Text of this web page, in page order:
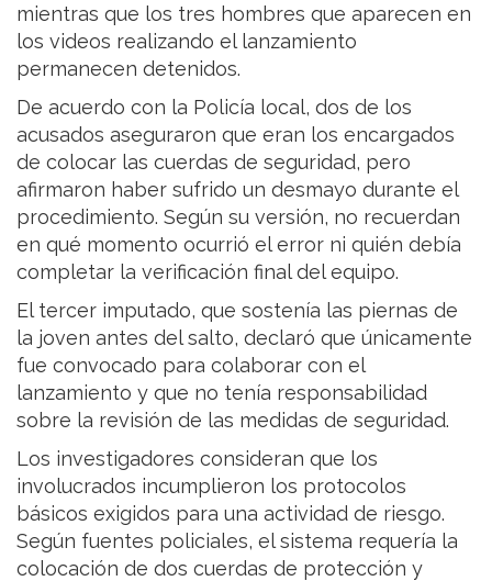
mientras que los tres hombres que aparecen en
los videos realizando el lanzamiento
permanecen detenidos.
De acuerdo con la Policía local, dos de los
acusados aseguraron que eran los encargados
de colocar las cuerdas de seguridad, pero
afirmaron haber sufrido un desmayo durante el
procedimiento. Según su versión, no recuerdan
en qué momento ocurrió el error ni quién debía
completar la verificación final del equipo.
El tercer imputado, que sostenía las piernas de
la joven antes del salto, declaró que únicamente
fue convocado para colaborar con el
lanzamiento y que no tenía responsabilidad
sobre la revisión de las medidas de seguridad.
Los investigadores consideran que los
involucrados incumplieron los protocolos
básicos exigidos para una actividad de riesgo.
Según fuentes policiales, el sistema requería la
colocación de dos cuerdas de protección y